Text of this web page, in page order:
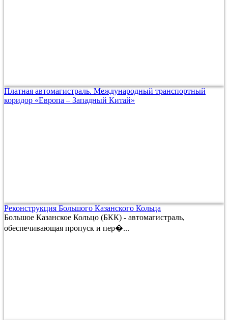
Платная автомагистраль. Международный транспортный
коридор «Европа – Западный Китай»
Реконструкция Большого Казанского Кольца
Большое Казанское Кольцо (БКК) - автомагистраль,
обеспечивающая пропуск и пер�...